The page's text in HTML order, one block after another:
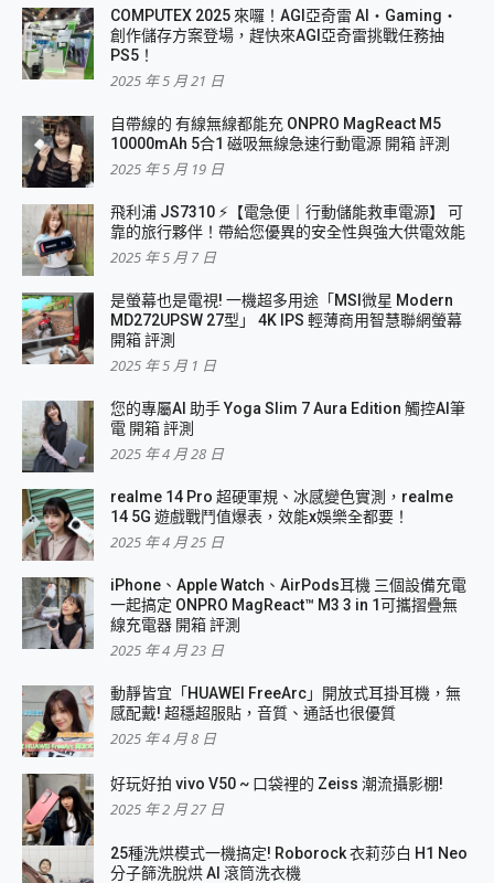
COMPUTEX 2025 來囉！AGI亞奇雷 AI・Gaming・
創作儲存方案登場，趕快來AGI亞奇雷挑戰任務抽
PS5！
2025 年 5 月 21 日
自帶線的 有線無線都能充 ONPRO MagReact M5
10000mAh 5合1 磁吸無線急速行動電源 開箱 評測
2025 年 5 月 19 日
飛利浦 JS7310 ⚡【電急便｜行動儲能救車電源】 可
靠的旅行夥伴！帶給您優異的安全性與強大供電效能
2025 年 5 月 7 日
是螢幕也是電視! 一機超多用途「MSI微星 Modern
MD272UPSW 27型」 4K IPS 輕薄商用智慧聯網螢幕
開箱 評測
2025 年 5 月 1 日
您的專屬AI 助手 Yoga Slim 7 Aura Edition 觸控AI筆
電 開箱 評測
2025 年 4 月 28 日
realme 14 Pro 超硬軍規、冰感變色實測，realme
14 5G 遊戲戰鬥值爆表，效能x娛樂全都要！
2025 年 4 月 25 日
iPhone、Apple Watch、AirPods耳機 三個設備充電
一起搞定 ONPRO MagReact™ M3 3 in 1可攜摺疊無
線充電器 開箱 評測
2025 年 4 月 23 日
動靜皆宜「HUAWEI FreeArc」開放式耳掛耳機，無
感配戴! 超穩超服貼，音質、通話也很優質
2025 年 4 月 8 日
好玩好拍 vivo V50 ~ 口袋裡的 Zeiss 潮流攝影棚!
2025 年 2 月 27 日
25種洗烘模式一機搞定! Roborock 衣莉莎白 H1 Neo
分子篩洗脫烘 AI 滾筒洗衣機